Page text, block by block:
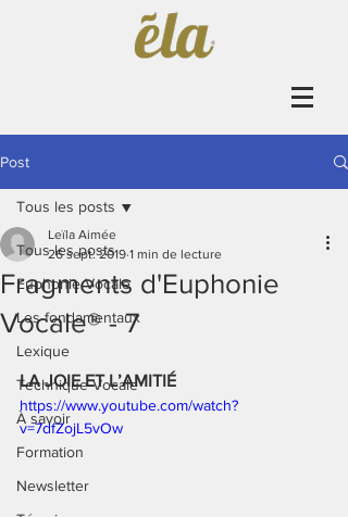
Post
Tous les posts
Euphonie Vocale
Les fondamentaux
Lexique
Technique Vocale
À savoir
Formation
Newsletter
Tous les posts
Fragments d'Euphonie
Vocale® - 7
Leïla Aimée
26 sept. 2019 1 min de lecture
LA JOIE ET L’AMITIÉ
https://www.youtube.com/watch?
v=7dfZojL5vOw